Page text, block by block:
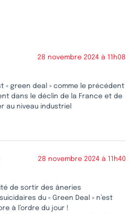
28 novembre 2024 à 11h08
« green deal » comme le précédent
dans le déclin de la France et de
au niveau industriel
28 novembre 2024 à 11h40
de sortir des âneries
du « Green Deal » n’est
à l’ordre du jour !